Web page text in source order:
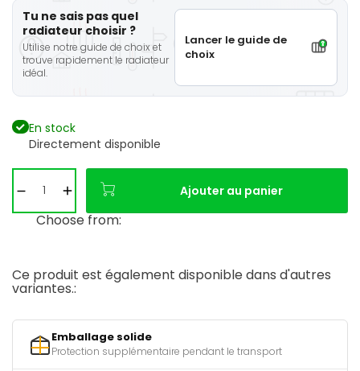
Tu ne sais pas quel
radiateur choisir ?
Utilise notre guide de choix et
trouve rapidement le radiateur
idéal.
Lancer le guide de
choix
En stock
Directement disponible
Ajouter au panier
Choose from:
Ce produit est également disponible dans d'autres
variantes.:
Emballage solide
Protection supplémentaire pendant le transport